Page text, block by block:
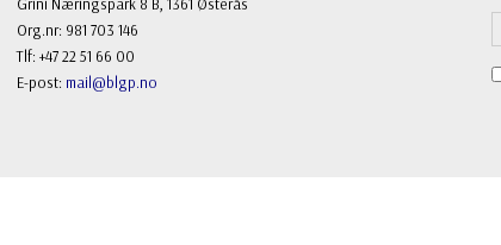
Org.nr: 981 703 146
Tlf: +47 22 51 66 00
E-post: mail@blgp.no